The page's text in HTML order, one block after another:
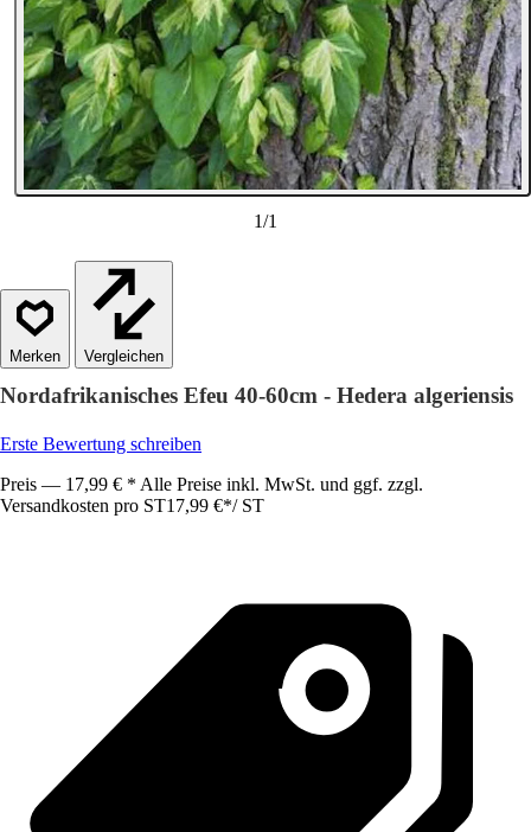
1/1
Vergleichen
Nordafrikanisches Efeu 40-60cm - Hedera algeriensis
Erste Bewertung schreiben
Preis — 17,99 € * Alle Preise inkl. MwSt. und ggf. zzgl.
Versandkosten pro ST17,99 €*/ ST